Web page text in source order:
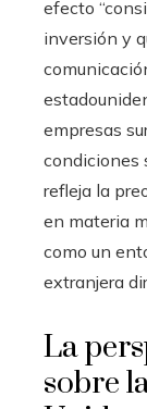
efecto
inversión y
empresas
condiciones
refleja la
en materia
como un
extranjera
La
sobre